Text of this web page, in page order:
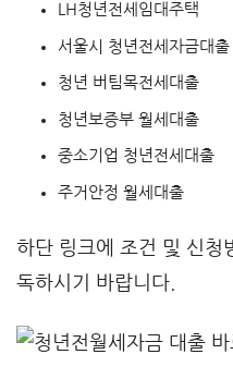
LH청년전세임대주택
서울시 청년전세자금대출
청년 버팀목전세대출
청년보증부 월세대출
중소기업 청년전세대출
주거안정 월세대출
하단 링크에 조건 및 신청
독하시기 바랍니다.